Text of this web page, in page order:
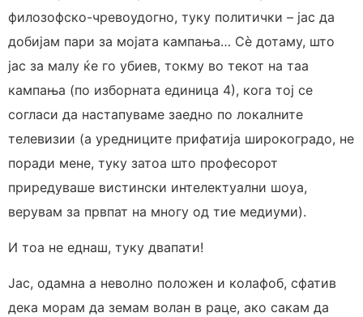
филозофско-чревоудогно, туку политички – јас да
добијам пари за мојата кампања… Сè дотаму, што
јас за малу ќе го убиев, токму во текот на таа
кампања (по изборната единица 4), кога тој се
согласи да настапуваме заедно по локалните
телевизии (а уредниците прифатија широкоградо, не
поради мене, туку затоа што професорот
приредуваше вистински интелектуални шоуа,
верувам за првпат на многу од тие медиуми).
И тоа не еднаш, туку двапати!
Јас, одамна а неволно положен и колафоб, сфатив
дека морам да земам волан в раце, ако сакам да